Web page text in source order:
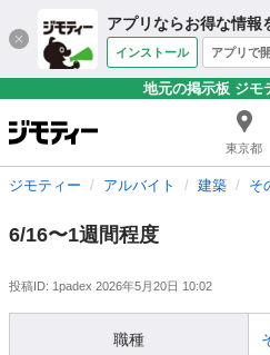
アプリならお得な情報
インストール アプリで
地元の掲示板 ジモ
東京都
ジモティー アルバイト 建築 そ
6/16〜1週間程度
投稿ID: 1padex 2026年5月20日 10:02
職種